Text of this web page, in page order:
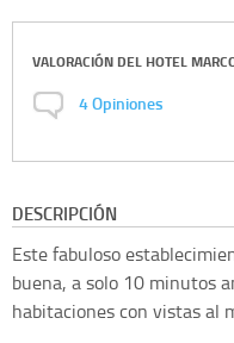
VALORACIÓN DEL HOTEL
4Opiniones
DESCRIPCIÓN
Este fabuloso
buena, a solo 10 minutos
habitaciones con vistas al